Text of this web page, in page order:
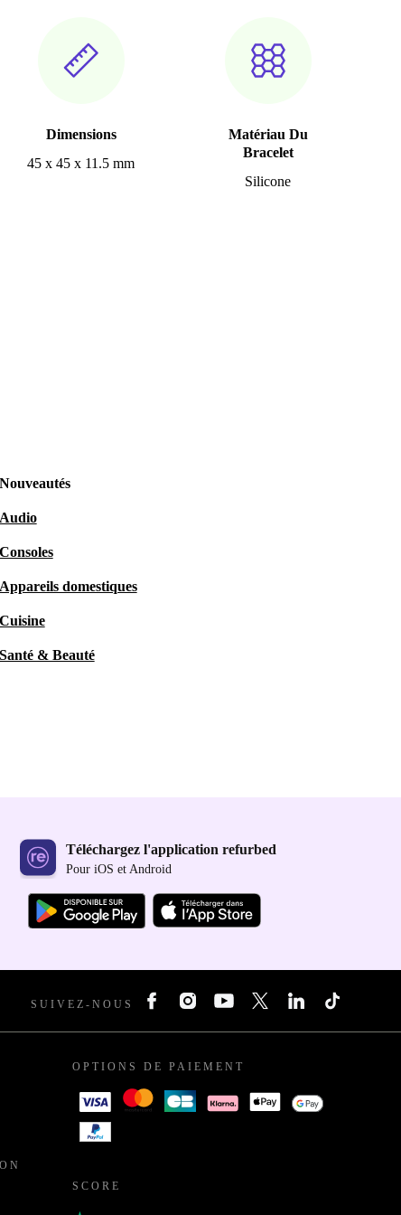
Dimensions
45 x 45 x 11.5 mm
Matériau Du
Bracelet
Silicone
Nouveautés
Audio
Consoles
Appareils domestiques
Cuisine
Santé & Beauté
Téléchargez l'application refurbed
Pour iOS et Android
SUIVEZ-NOUS
OPTIONS DE PAIEMENT
SCORE